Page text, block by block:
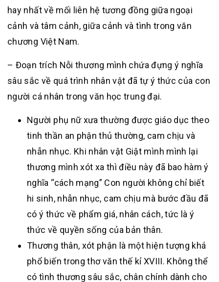
hay nhất về mối liên hệ tương đồng giữa ngoại
cảnh và tâm cảnh, giữa cảnh và tình trong văn
chương Việt Nam.
– Đoạn trích Nỗi thương mình chứa đựng ý nghĩa
sâu sắc về quá trình nhân vật đã tự ý thức của con
người cá nhân trong văn học trung đại.
Người phụ nữ xưa thường được giáo dục theo
tinh thần an phận thủ thường, cam chịu và
nhẫn nhục. Khi nhân vật Giật mình mình lại
thương mình xót xa thì điều này đã bao hàm ý
nghĩa “cách mạng” Con người không chỉ biết
hi sinh, nhẫn nhục, cam chịu mà bước đầu đã
có ý thức về phẩm giá, nhân cách, tức là ý
thức về quyền sống của bản thân.
Thương thân, xót phận là một hiện tượng khá
phổ biến trong thơ văn thế kỉ XVIII. Không thể
có tình thương sâu sắc, chân chính dành cho